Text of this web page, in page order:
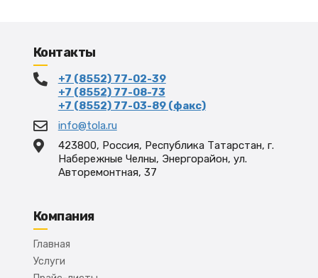
Контакты
+7 (8552) 77-02-39
+7 (8552) 77-08-73
+7 (8552) 77-03-89 (факс)
info@tola.ru
423800, Россия, Республика Татарстан, г.
Набережные Челны, Энергорайон, ул.
Авторемонтная, 37
Компания
Главная
Услуги